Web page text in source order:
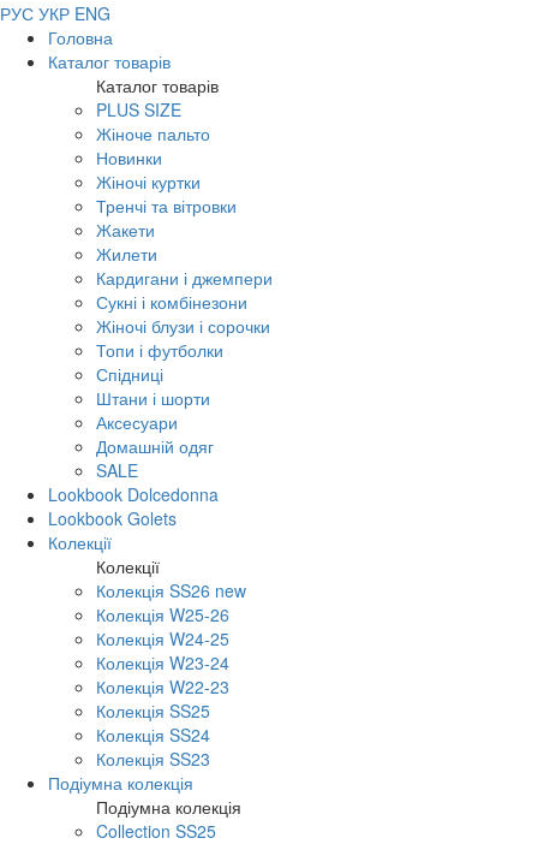
РУС УКР ENG
Головна
Каталог товарів
Каталог товарів
PLUS SIZE
Жіноче пальто
Новинки
Жіночі куртки
Тренчі та вітровки
Жакети
Жилети
Кардигани і джемпери
Сукні і комбінезони
Жіночі блузи і сорочки
Топи і футболки
Спідниці
Штани і шорти
Аксесуари
Домашній одяг
SALE
Lookbook Dolcedonna
Lookbook Golets
Колекції
Колекції
Колекція SS26 new
Колекція W25-26
Колекція W24-25
Колекція W23-24
Колекція W22-23
Колекція SS25
Колекція SS24
Колекція SS23
Подіумна колекція
Подіумна колекція
Collection SS25